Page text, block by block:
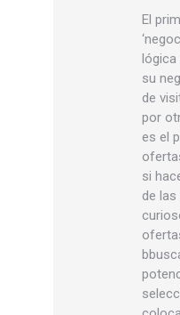
El
lógica
su
de
por
es el
si
de